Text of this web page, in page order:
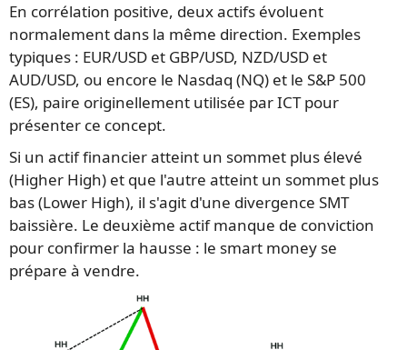
En corrélation positive, deux actifs évoluent
normalement dans la même direction. Exemples
typiques : EUR/USD et GBP/USD, NZD/USD et
AUD/USD, ou encore le Nasdaq (NQ) et le S&P 500
(ES), paire originellement utilisée par ICT pour
présenter ce concept.
Si un actif financier atteint un sommet plus élevé
(Higher High) et que l'autre atteint un sommet plus
bas (Lower High), il s'agit d'une divergence SMT
baissière. Le deuxième actif manque de conviction
pour confirmer la hausse : le smart money se
prépare à vendre.